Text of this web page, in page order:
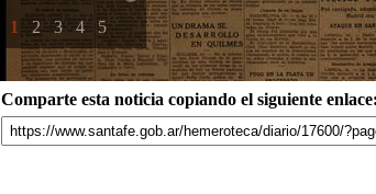
1 2 3 4 5
Comparte esta noticia copiando el siguiente enlace: